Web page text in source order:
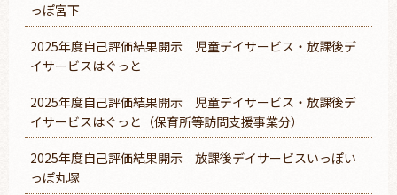
っぽ宮下
2025年度自己評価結果開示 児童デイサービス・放課後デ
イサービスはぐっと
2025年度自己評価結果開示 児童デイサービス・放課後デ
イサービスはぐっと（保育所等訪問支援事業分）
2025年度自己評価結果開示 放課後デイサービスいっぽい
っぽ丸塚